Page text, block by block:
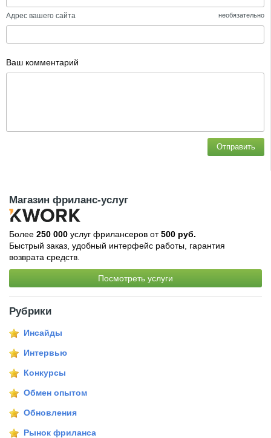
Адрес вашего сайта необязательно
Ваш комментарий
Отправить
Магазин фриланс-услуг
Более 250 000 услуг фрилансеров от500 руб.
Быстрый заказ, удобный интерфейс работы, гарантия
возврата средств.
Посмотреть услуги
Рубрики
Инсайды
Интервью
Конкурсы
Обмен опытом
Обновления
Рынок фриланса